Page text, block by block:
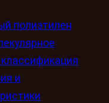
полиэтилен
и